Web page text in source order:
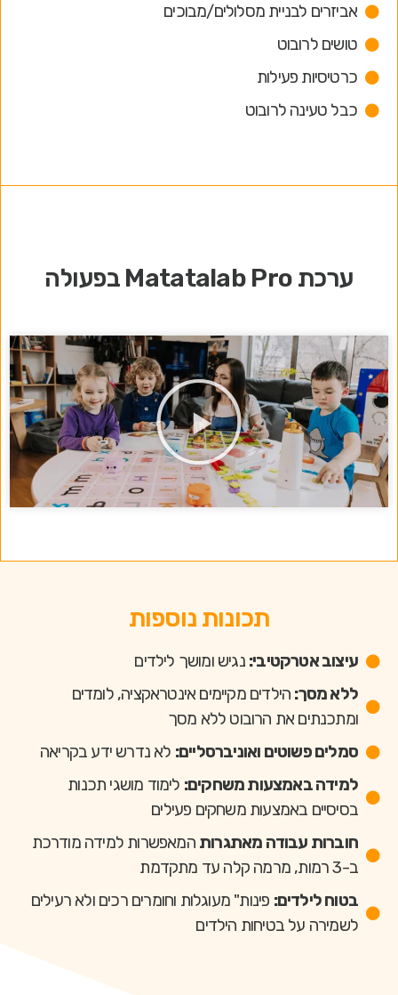
אביזרים לבניית מסלולים/מבוכים
טושים לרובוט
כרטיסיות פעילות
כבל טעינה לרובוט
ערכת Matatalab Pro בפעולה
תכונות נוספות
עיצוב אטרקטיבי: נגיש ומושך לילדים
ללא מסך: הילדים מקיימים אינטראקציה, לומדים
ומתכנתים את הרובוט ללא מסך
סמלים פשוטים ואוניברסליים: לא נדרש ידע בקריאה
למידה באמצעות משחקים: לימוד מושגי תכנות
בסיסיים באמצעות משחקים פעילים
חוברות עבודה מאתגרות המאפשרות למידה מודרכת
ב-3 רמות, מרמה קלה עד מתקדמת
בטוח לילדים: פינות" מעוגלות וחומרים רכים ולא רעילים
לשמירה על בטיחות הילדים